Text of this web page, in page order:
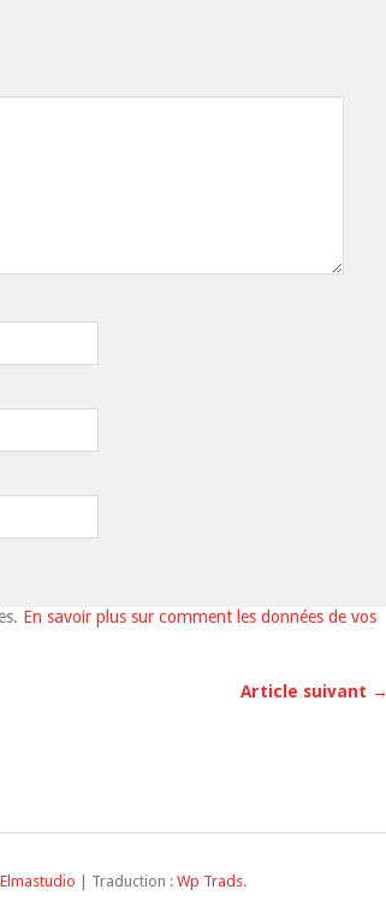
En savoir plus sur comment les données de vos
Article suivant →
Elmastudio | Traduction : Wp Trads.